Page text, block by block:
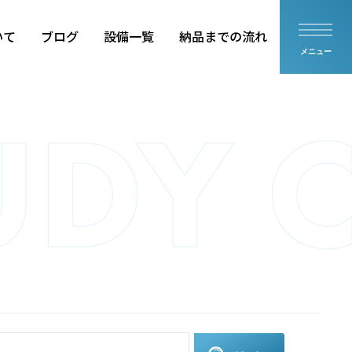
住設部品
ブログ 設備一覧 納品までの流れ
メニュー